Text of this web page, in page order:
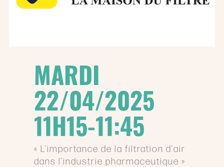
MARDI
22/04/2025
11H15-11:45
« L’importance de la filtration d’air
dans l’industrie pharmaceutique »